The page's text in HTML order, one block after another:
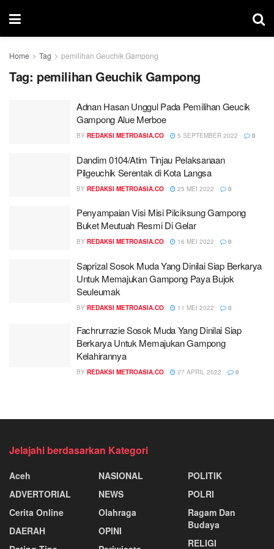
Home Tag pemilihan Geuchik Gampong
Tag: pemilihan Geuchik Gampong
Adnan Hasan Unggul Pada Pemilihan Geucik
Gampong Alue Merboe
BY REDAKSI METROASIA.CO 5 SEPTEMBER 2022 0
Dandim 0104/Atim Tinjau Pelaksanaan
Pilgeuchik Serentak di Kota Langsa
BY REDAKSI METROASIA.CO 25 MEI 2022 0
Penyampaian Visi Misi Pilciksung Gampong
Buket Meutuah Resmi Di Gelar
BY REDAKSI METROASIA.CO 16 MEI 2022 0
Saprizal Sosok Muda Yang Dinilai Siap Berkarya
Untuk Memajukan Gampong Paya Bujok
Seuleumak
BY REDAKSI METROASIA.CO 11 MEI 2022 0
Fachrurrazie Sosok Muda Yang Dinilai Siap
Berkarya Untuk Memajukan Gampong
Kelahirannya
BY REDAKSI METROASIA.CO 27 APRIL 2022 0
Jelajahi berdasarkan Kategori
Aceh
ADVERTORIAL
Cerita Online
DAERAH
NASIONAL
NEWS
Olahraga
OPINI
POLITIK
POLRI
Ragam Dan
Budaya
RELIGI